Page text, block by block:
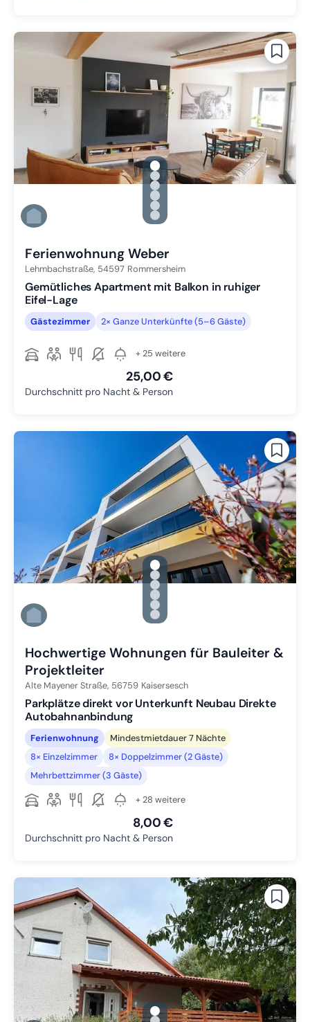
gallery.slide_selector
Zu Slide 1 wechseln
Zu Slide 2 wechseln
Zu Slide 3 wechseln
Zu Slide 4 wechseln
Zu Slide 5 wechseln
Zu Slide 6 wechseln
Ferienwohnung Weber
Lehmbachstraße, 54597 Rommersheim
Gemütliches Apartment mit Balkon in ruhiger
Eifel-Lage
Gästezimmer 2× Ganze Unterkünfte (5–6 Gäste)
+ 25 weitere
25,00 €
Durchschnitt pro Nacht & Person
gallery.slide_selector
Zu Slide 1 wechseln
Zu Slide 2 wechseln
Zu Slide 3 wechseln
Zu Slide 4 wechseln
Zu Slide 5 wechseln
Zu Slide 6 wechseln
Hochwertige Wohnungen für Bauleiter &
Projektleiter
Alte Mayener Straße, 56759 Kaisersesch
Parkplätze direkt vor Unterkunft Neubau Direkte
Autobahnanbindung
Ferienwohnung
Mindestmietdauer 7 Nächte
8× Einzelzimmer
8× Doppelzimmer (2 Gäste)
Mehrbettzimmer (3 Gäste)
+ 28 weitere
8,00 €
Durchschnitt pro Nacht & Person
gallery.slide_selector